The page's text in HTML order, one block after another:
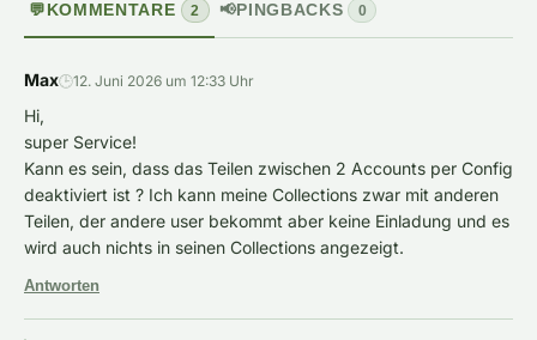
💬 KOMMENTARE 2 📢 PINGBACKS 0
Max🕒12. Juni 2026 um 12:33 Uhr
Hi,
super Service!
Kann es sein, dass das Teilen zwischen 2 Accounts per Config
deaktiviert ist ? Ich kann meine Collections zwar mit anderen
Teilen, der andere user bekommt aber keine Einladung und es
wird auch nichts in seinen Collections angezeigt.
Antworten